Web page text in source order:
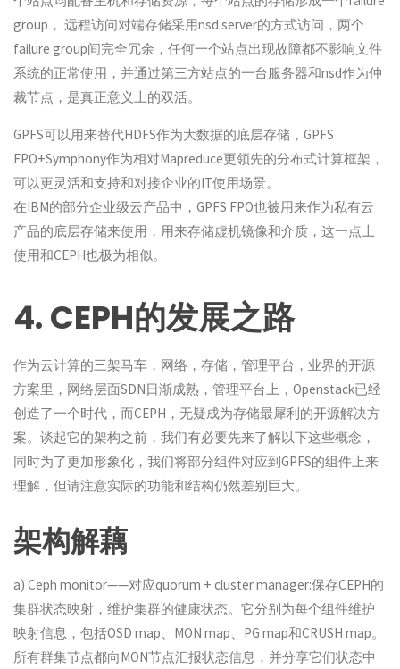
group， 远程访问对端存储采用nsd server的方式访问，两个
failure group间完全冗余，任何一个站点出现故障都不影响文件
系统的正常使用，并通过第三方站点的一台服务器和nsd作为仲
裁节点，是真正意义上的双活。
GPFS可以用来替代HDFS作为大数据的底层存储，GPFS
FPO+Symphony作为相对Mapreduce更领先的分布式计算框架，
可以更灵活和支持和对接企业的IT使用场景。
在IBM的部分企业级云产品中，GPFS FPO也被用来作为私有云
产品的底层存储来使用，用来存储虚机镜像和介质，这一点上
使用和CEPH也极为相似。
4. CEPH的发展之路
作为云计算的三架马车，网络，存储，管理平台，业界的开源
方案里，网络层面SDN日渐成熟，管理平台上，Openstack已经
创造了一个时代，而CEPH，无疑成为存储最犀利的开源解决方
案。谈起它的架构之前，我们有必要先来了解以下这些概念，
同时为了更加形象化，我们将部分组件对应到GPFS的组件上来
理解，但请注意实际的功能和结构仍然差别巨大。
架构解藕
a) Ceph monitor——对应quorum + cluster manager:保存CEPH的
集群状态映射，维护集群的健康状态。它分别为每个组件维护
映射信息，包括OSD map、MON map、PG map和CRUSH map。
所有群集节点都向MON节点汇报状态信息，并分享它们状态中